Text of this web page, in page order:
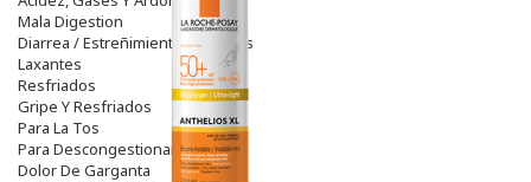
Mala Digestion
Diarrea / Estreñimiento / Vómitos
Laxantes
Resfriados
Gripe Y Resfriados
Para La Tos
Para Descongestionar La Nariz
Dolor De Garganta